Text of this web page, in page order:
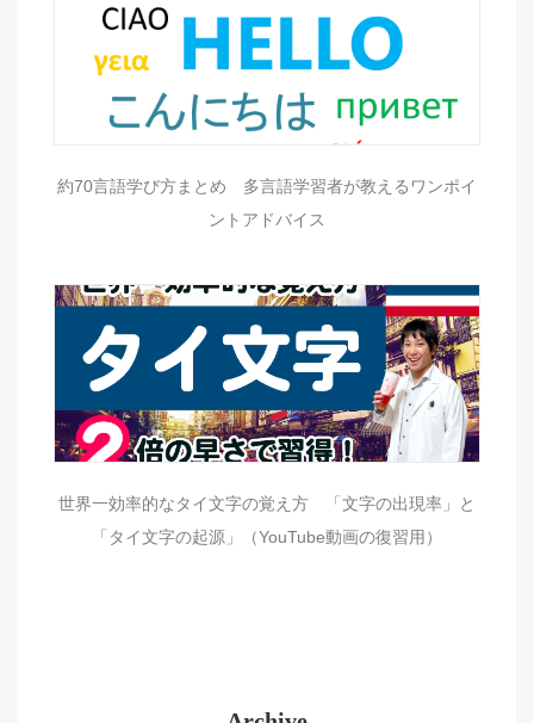
約70言語学び方まとめ 多言語学習者が教えるワンポイ
ントアドバイス
世界一効率的なタイ文字の覚え方 「文字の出現率」と
「タイ文字の起源」（YouTube動画の復習用）